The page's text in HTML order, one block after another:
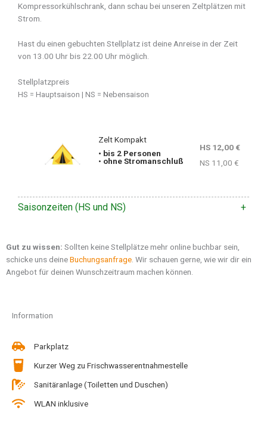
Kompressorkühlschrank, dann schau bei unseren Zeltplätzen mit
Strom.
Hast du einen gebuchten Stellplatz ist deine Anreise in der Zeit
von 13.00 Uhr bis 22.00 Uhr möglich.
Stellplatzpreis
HS = Hauptsaison | NS = Nebensaison
Zelt Kompakt
• bis 2 Personen
• ohne Stromanschluß
HS 12,00 €
NS 11,00 €
Saisonzeiten (HS und NS) +
Gut zu wissen: Sollten keine Stellplätze mehr online buchbar sein,
schicke uns deineBuchungsanfrage . Wir schauen gerne, wie wir dir ein
Angebot für deinen Wunschzeitraum machen können.
Information
Parkplatz
Kurzer Weg zu Frischwasserentnahmestelle
Sanitäranlage (Toiletten und Duschen)
WLAN inklusive